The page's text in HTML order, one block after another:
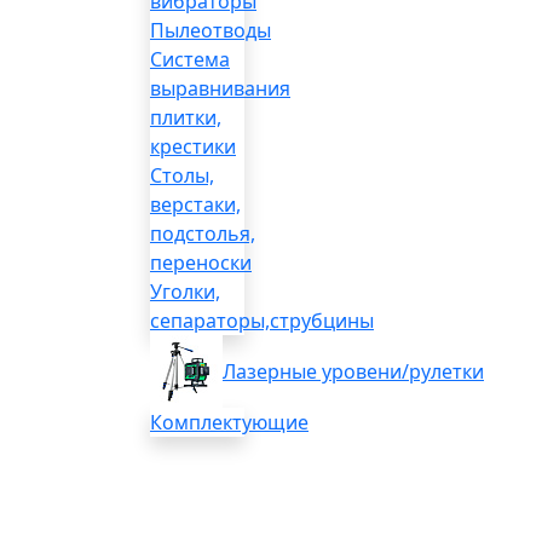
Пылеотводы
Система
выравнивания
плитки,
крестики
Столы,
верстаки,
подстолья,
переноски
Уголки,
сепараторы,струбцины
Лазерные уровени/рулетки
Комплектующие